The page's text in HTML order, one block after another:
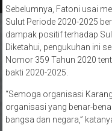
Sebelumnya, Fatoni usai
Sulut Periode 2020-2025
dampak positif terhadap
Diketahui, pengukuhan ini
Nomor 359 Tahun 2020
bakti 2020-2025.
“Semoga organisasi
organisasi yang benar-
bangsa dan negara,”